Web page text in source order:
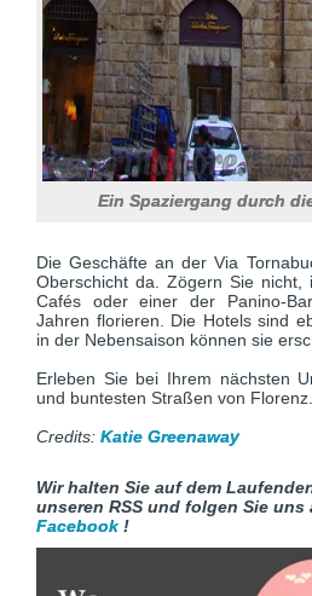
Ein Spaziergang durch
Die Geschäfte an der Via
Oberschicht da. Zögern Sie nicht,
Cafés oder einer der Panino-
Jahren florieren. Die Hotels sind
in der Nebensaison können sie
Erleben Sie bei Ihrem nächsten
und buntesten Straßen von Florenz.
Credits: Katie Greenaway
Wir halten Sie auf dem
unseren RSS und folgen Sie uns
Facebook!